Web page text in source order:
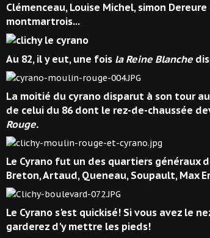
Clémenceau, Louise Michel, simon
montmartrois...
Au 82, il y eut, une fois la Reine Blanche
La moitié du cyrano disparut à son tour
de celui du 86 dont le rez-de-chaussée
Rouge.
Le Cyrano fut un des quartiers généraux
Breton, Artaud, Queneau, Soupault, Max
Le Cyrano s'est quickisé! Si vous avez le
garderez d'y mettre les pieds!